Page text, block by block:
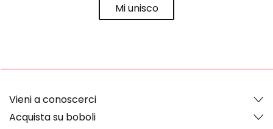
Mi unisco
Vieni a conoscerci
Acquista su boboli